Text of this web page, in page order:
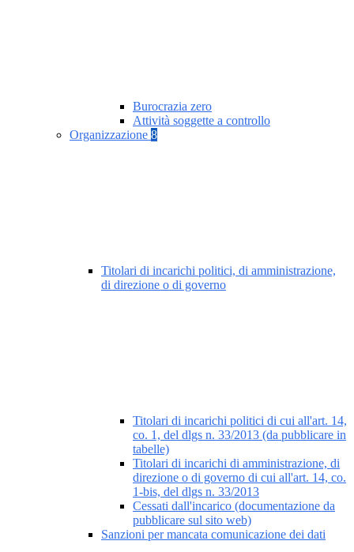
Burocrazia zero
Attività soggette a controllo
Organizzazione 8
Titolari di incarichi politici, di amministrazione,
di direzione o di governo
Titolari di incarichi politici di cui all'art. 14,
co. 1, del dlgs n. 33/2013 (da pubblicare in
tabelle)
Titolari di incarichi di amministrazione, di
direzione o di governo di cui all'art. 14, co.
1-bis, del dlgs n. 33/2013
Cessati dall'incarico (documentazione da
pubblicare sul sito web)
Sanzioni per mancata comunicazione dei dati